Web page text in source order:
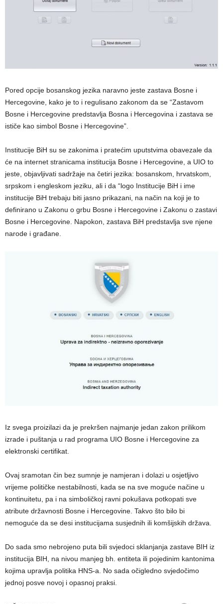
Pored opcije bosanskog jezika naravno jeste zastava Bosne i
Hercegovine, kako je to i regulisano zakonom da se “Zastavom
Bosne i Hercegovine predstavlja Bosna i Hercegovina i zastava se
ističe kao simbol Bosne i Hercegovine”.
Institucije BiH su se zakonima i pratećim uputstvima obavezale da
će na internet stranicama institucija Bosne i Hercegovine, a UIO to
jeste, objavljivati sadržaje na četiri jezika: bosanskom, hrvatskom,
srpskom i engleskom jeziku, ali i da “logo Institucije BiH i ime
institucije BiH trebaju biti jasno prikazani, na način na koji je to
definirano u Zakonu o grbu Bosne i Hercegovine i Zakonu o zastavi
Bosne i Hercegovine. Napokon, zastava BiH predstavlja sve njene
narode i građane.
Iz svega proizilazi da je prekršen najmanje jedan zakon prilikom
izrade i puštanja u rad programa UIO Bosne i Hercegovine za
elektronski certifikat.
Ovaj sramotan čin bez sumnje je namjeran i dolazi u osjetljivo
vrijeme političke nestabilnosti, kada se na sve moguće načine u
kontinuitetu, pa i na simboličkoj ravni pokušava potkopati sve
atribute državnosti Bosne i Hercegovine. Takvo što bilo bi
nemoguće da se desi institucijama susjednih ili komšijskih država.
Do sada smo nebrojeno puta bili svjedoci sklanjanja zastave BIH iz
institucija BIH, na nivou manjeg bh. entiteta ili pojedinim kantonima
kojima upravlja politika HNS-a. No sada očigledno svjedočimo
jednoj posve novoj i opasnoj praksi.